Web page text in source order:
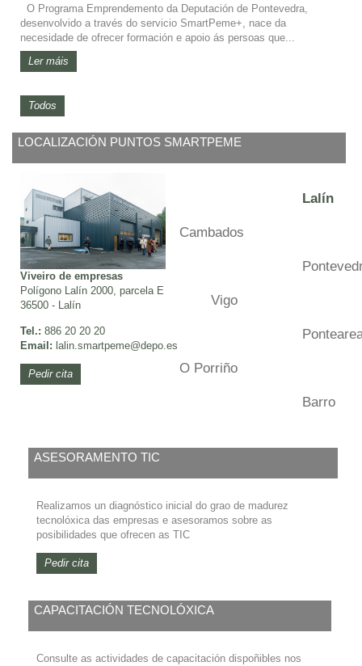
O Programa Emprendemento da Deputación de Pontevedra,
desenvolvido a través do servicio SmartPeme+, nace da
necesidade de ofrecer formación e apoio ás persoas que...
Ler máis
Todos
LOCALIZACIÓN PUNTOS SMARTPEME
Viveiro de empresas
Polígono Lalín 2000, parcela E
36500 - Lalín
Tel.: 886 20 20 20
Email: lalin.smartpeme@depo.es
Pedir cita
Lalín
Cambados
Vigo
O Porriño
Barro
ASESORAMENTO TIC
Realizamos un diagnóstico inicial do grao de madurez
tecnolóxica das empresas e asesoramos sobre as
posibilidades que ofrecen as TIC
Pedir cita
CAPACITACIÓN TECNOLÓXICA
Consulte as actividades de capacitación dispoñibles nos